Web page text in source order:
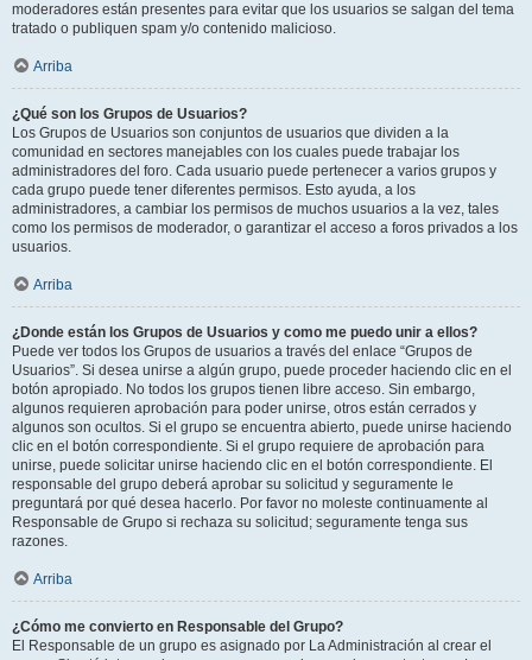
moderadores están presentes para evitar que los usuarios se salgan del tema
tratado o publiquen spam y/o contenido malicioso.
Arriba
¿Qué son los Grupos de Usuarios?
Los Grupos de Usuarios son conjuntos de usuarios que dividen a la
comunidad en sectores manejables con los cuales puede trabajar los
administradores del foro. Cada usuario puede pertenecer a varios grupos y
cada grupo puede tener diferentes permisos. Esto ayuda, a los
administradores, a cambiar los permisos de muchos usuarios a la vez, tales
como los permisos de moderador, o garantizar el acceso a foros privados a los
usuarios.
Arriba
¿Donde están los Grupos de Usuarios y como me puedo unir a ellos?
Puede ver todos los Grupos de usuarios a través del enlace “Grupos de
Usuarios”. Si desea unirse a algún grupo, puede proceder haciendo clic en el
botón apropiado. No todos los grupos tienen libre acceso. Sin embargo,
algunos requieren aprobación para poder unirse, otros están cerrados y
algunos son ocultos. Si el grupo se encuentra abierto, puede unirse haciendo
clic en el botón correspondiente. Si el grupo requiere de aprobación para
unirse, puede solicitar unirse haciendo clic en el botón correspondiente. El
responsable del grupo deberá aprobar su solicitud y seguramente le
preguntará por qué desea hacerlo. Por favor no moleste continuamente al
Responsable de Grupo si rechaza su solicitud; seguramente tenga sus
razones.
Arriba
¿Cómo me convierto en Responsable del Grupo?
El Responsable de un grupo es asignado por La Administración al crear el